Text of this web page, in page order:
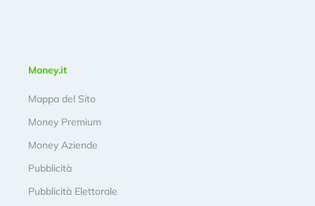
Money.it
Mappa del Sito
Money Premium
Money Aziende
Pubblicità
Pubblicità Elettorale